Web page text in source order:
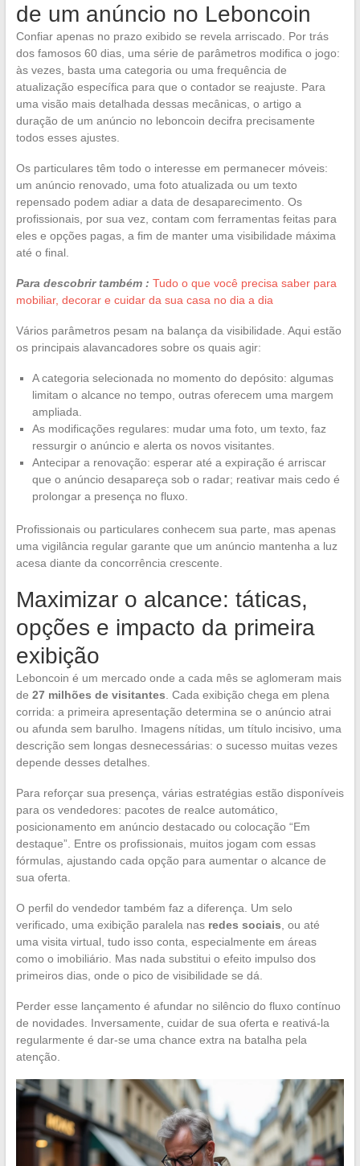
de um anúncio no Leboncoin
Confiar apenas no prazo exibido se revela arriscado. Por trás
dos famosos 60 dias, uma série de parâmetros modifica o jogo:
às vezes, basta uma categoria ou uma frequência de
atualização específica para que o contador se reajuste. Para
uma visão mais detalhada dessas mecânicas, o artigo a
duração de um anúncio no leboncoin decifra precisamente
todos esses ajustes.
Os particulares têm todo o interesse em permanecer móveis:
um anúncio renovado, uma foto atualizada ou um texto
repensado podem adiar a data de desaparecimento. Os
profissionais, por sua vez, contam com ferramentas feitas para
eles e opções pagas, a fim de manter uma visibilidade máxima
até o final.
Para descobrir também : Tudo o que você precisa saber para
mobiliar, decorar e cuidar da sua casa no dia a dia
Vários parâmetros pesam na balança da visibilidade. Aqui estão
os principais alavancadores sobre os quais agir:
A categoria selecionada no momento do depósito: algumas
limitam o alcance no tempo, outras oferecem uma margem
ampliada.
As modificações regulares: mudar uma foto, um texto, faz
ressurgir o anúncio e alerta os novos visitantes.
Antecipar a renovação: esperar até a expiração é arriscar
que o anúncio desapareça sob o radar; reativar mais cedo é
prolongar a presença no fluxo.
Profissionais ou particulares conhecem sua parte, mas apenas
uma vigilância regular garante que um anúncio mantenha a luz
acesa diante da concorrência crescente.
Maximizar o alcance: táticas,
opções e impacto da primeira
exibição
Leboncoin é um mercado onde a cada mês se aglomeram mais
de 27 milhões de visitantes . Cada exibição chega em plena
corrida: a primeira apresentação determina se o anúncio atrai
ou afunda sem barulho. Imagens nítidas, um título incisivo, uma
descrição sem longas desnecessárias: o sucesso muitas vezes
depende desses detalhes.
Para reforçar sua presença, várias estratégias estão disponíveis
para os vendedores: pacotes de realce automático,
posicionamento em anúncio destacado ou colocação “Em
destaque”. Entre os profissionais, muitos jogam com essas
fórmulas, ajustando cada opção para aumentar o alcance de
sua oferta.
O perfil do vendedor também faz a diferença. Um selo
verificado, uma exibição paralela nas redes sociais , ou até
uma visita virtual, tudo isso conta, especialmente em áreas
como o imobiliário. Mas nada substitui o efeito impulso dos
primeiros dias, onde o pico de visibilidade se dá.
Perder esse lançamento é afundar no silêncio do fluxo contínuo
de novidades. Inversamente, cuidar de sua oferta e reativá-la
regularmente é dar-se uma chance extra na batalha pela
atenção.